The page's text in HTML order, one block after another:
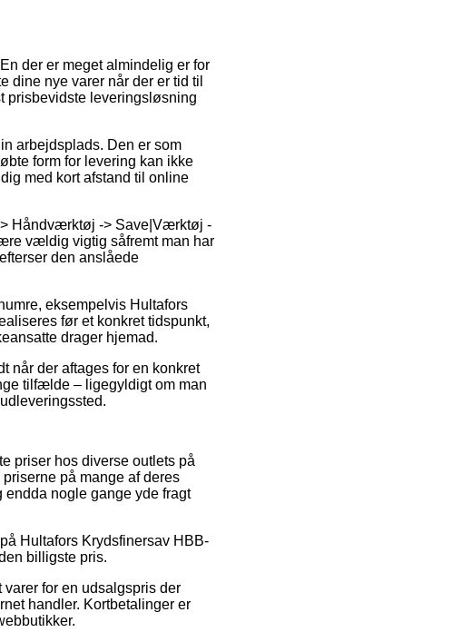
der er meget almindelig er for
nye varer når der er tid til
prisbevidste leveringsløsning
arbejdsplads. Den er som
form for levering kan ikke
med kort afstand til online
Håndværktøj -> Save|Værktøj -
vældig vigtig såfremt man har
den anslåede
eksempelvis Hultafors
før et konkret tidspunkt,
drager hjemad.
når der aftages for en konkret
tilfælde – ligegyldigt om man
priser hos diverse outlets på
på mange af deres
endda nogle gange yde fragt
Hultafors Krydsfinersav HBB-
billigste pris.
varer for en udsalgspris der
handler. Kortbetalinger er